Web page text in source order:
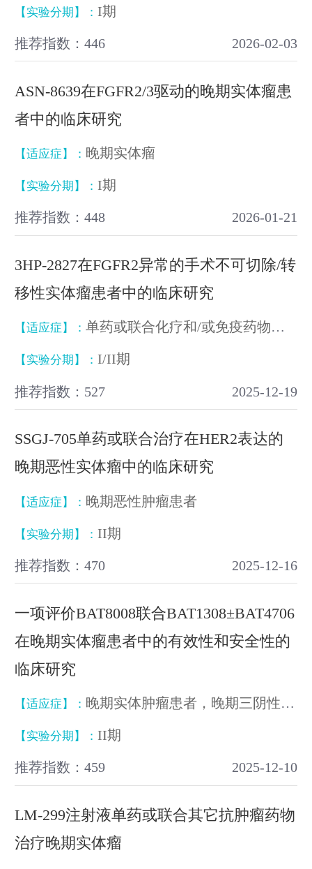
【实验分期】： I期
推荐指数：446 2026-02-03
ASN-8639在FGFR2/3驱动的晚期实体瘤患
者中的临床研究
【适应症】： 晚期实体瘤
【实验分期】： I期
推荐指数：448 2026-01-21
3HP-2827在FGFR2异常的手术不可切除/转
移性实体瘤患者中的临床研究
【适应症】： 单药或联合化疗和/或免疫药物治疗FGFR2异常的肿瘤
【实验分期】： I/II期
推荐指数：527 2025-12-19
SSGJ-705单药或联合治疗在HER2表达的
晚期恶性实体瘤中的临床研究
【适应症】： 晚期恶性肿瘤患者
【实验分期】： II期
推荐指数：470 2025-12-16
一项评价BAT8008联合BAT1308±BAT4706
在晚期实体瘤患者中的有效性和安全性的
临床研究
【适应症】： 晚期实体肿瘤患者，晚期三阴性乳腺癌、晚期非小细胞肺癌
【实验分期】： II期
推荐指数：459 2025-12-10
LM-299注射液单药或联合其它抗肿瘤药物
治疗晚期实体瘤